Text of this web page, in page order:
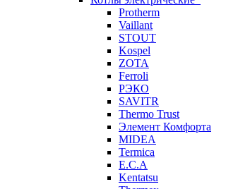
Protherm
Vaillant
STOUT
Kospel
ZOTA
Ferroli
РЭКО
SAVITR
Thermo Trust
Элемент Комфорта
MIDEA
Termica
E.C.A
Kentatsu